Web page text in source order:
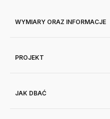
WYMIARY ORAZ INFORMACJE
PROJEKT
JAK DBAĆ